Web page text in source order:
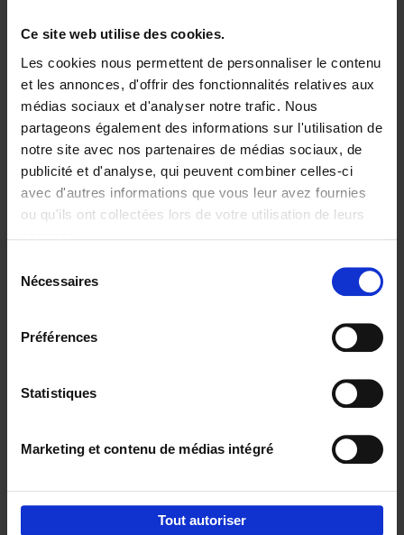
Ce site web utilise des cookies.
Les cookies nous permettent de personnaliser le contenu
et les annonces, d'offrir des fonctionnalités relatives aux
médias sociaux et d'analyser notre trafic. Nous
partageons également des informations sur l'utilisation de
notre site avec nos partenaires de médias sociaux, de
publicité et d'analyse, qui peuvent combiner celles-ci
avec d'autres informations que vous leur avez fournies
ou qu'ils ont collectées lors de votre utilisation de leurs
Nécessaires
Préférences
Statistiques
Marketing et contenu de médias intégré
Tout autoriser
Building Bonds = Building
Business
Jochen Roef Jozefien De Feyter
Carolien Boom
Couverture souple
2025 200
€29,99
Digital marketing like a PRO -
completely revised edition (EN)